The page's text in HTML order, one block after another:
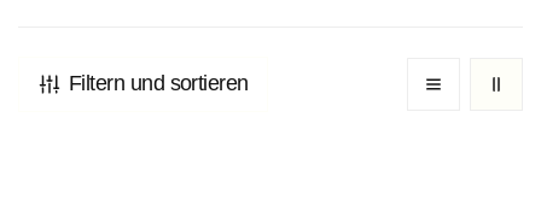
Filtern und sortieren